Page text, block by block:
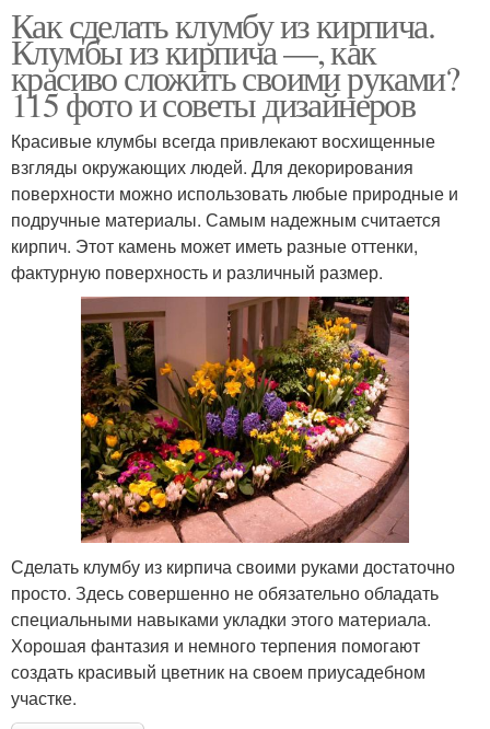
Как сделать клумбу из кирпича.
Клумбы из кирпича —, как
красиво сложить своими руками?
115 фото и советы дизайнеров
Красивые клумбы всегда привлекают восхищенные
взгляды окружающих людей. Для декорирования
поверхности можно использовать любые природные и
подручные материалы. Самым надежным считается
кирпич. Этот камень может иметь разные оттенки,
фактурную поверхность и различный размер.
Сделать клумбу из кирпича своими руками достаточно
просто. Здесь совершенно не обязательно обладать
специальными навыками укладки этого материала.
Хорошая фантазия и немного терпения помогают
создать красивый цветник на своем приусадебном
участке.